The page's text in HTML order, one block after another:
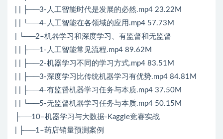
| | ├──3-人工智能时代是发展的必然.mp4 23.22M
| | └──4-人工智能在各领域的应用.mp4 57.73M
| └──2–机器学习和深度学习、有监督和无监督
| | ├──1-人工智能常见流程.mp4 89.62M
| | ├──2-机器学习不同的学习方式.mp4 83.51M
| | ├──3-深度学习比传统机器学习有优势.mp4 84.81M
| | ├──4-有监督机器学习任务与本质.mp4 37.50M
| | └──5-无监督机器学习任务与本质.mp4 50.15M
├──10–机器学习与大数据-Kaggle竞赛实战
| ├──1–药店销量预测案例